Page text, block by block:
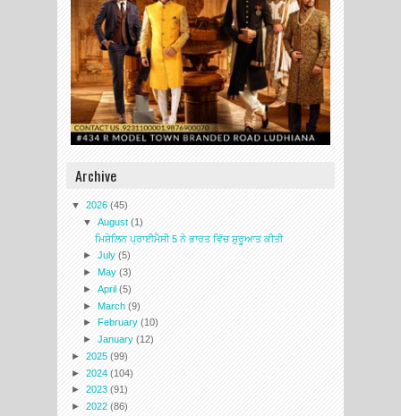
Archive
▼ 2026 (45)
▼August(1)
ਮਿਸ਼ੇਲਿਨ ਪ੍ਰਾਈਮੈਸੀ 5 ਨੇ ਭਾਰਤ ਵਿੱਚ ਸ਼ੁਰੂਆਤ ਕੀਤੀ
►July(5)
► May(3)
►April(5)
►March(9)
►
February(10)
►January(12)
► 2025 (99)
► 2024 (104)
► 2023 (91)
► 2022 (86)